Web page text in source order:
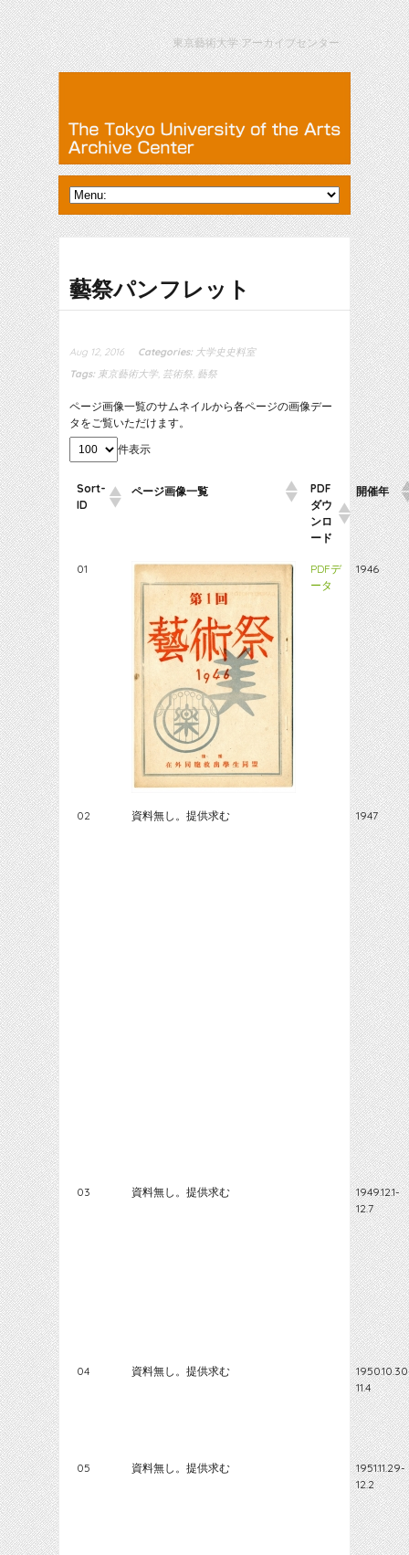
東京藝術大学 アーカイブセンター
藝祭パンフレット
Aug 12, 2016 Categories: 大学史史料室
Tags: 東京藝術大学, 芸術祭 藝祭
ページ画像一覧のサムネイルから各ページの画像デー
タをご覧いただけます。
件表示
Sort-
ID
ページ画像一覧
PDF
ダウ
ンロ
ード
開催年
01
PDFデ
ータ
1946
02 資料無し。提供求む 1947
03 資料無し。提供求む
1949.12.1-
12.7
04 資料無し。提供求む
11.4
05 資料無し。提供求む
1951.11.29-
12.2